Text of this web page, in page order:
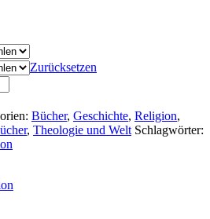
Zurücksetzen
Bücher, Geschichte, Religion,
, Theologie und Welt Schlagwörter: